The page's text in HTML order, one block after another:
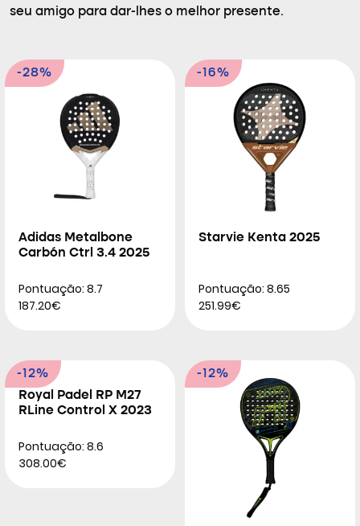
seu amigo para dar-lhes o melhor presente.
-28%
Adidas Metalbone
Carbón Ctrl 3.4 2025
Pontuação: 8.7
187.20€
-16%
Starvie Kenta 2025
Pontuação: 8.65
251.99€
-12%
Royal Padel RP M27
RLine Control X 2023
Pontuação: 8.6
308.00€
-12%